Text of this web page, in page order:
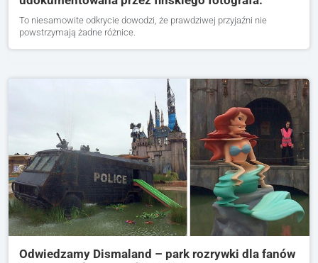
To niesamowite odkrycie dowodzi, że prawdziwej przyjaźni nie
powstrzymają żadne różnice.
Odwiedzamy Dismaland – park rozrywki dla fanów